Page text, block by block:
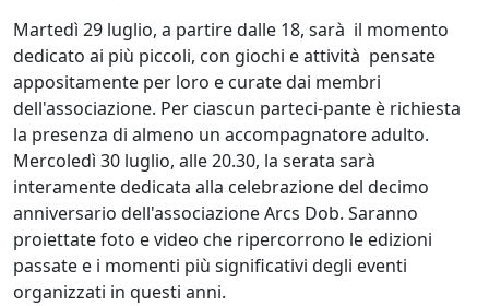
Martedì 29 luglio, a partire dalle 18, sarà il momento
dedicato ai più piccoli, con giochi e attività pensate
appositamente per loro e curate dai membri
dell'associazione. Per ciascun parteci-pante è richiesta
la presenza di almeno un accompagnatore adulto.
Mercoledì 30 luglio, alle 20.30, la serata sarà
interamente dedicata alla celebrazione del decimo
anniversario dell'associazione Arcs Dob. Saranno
proiettate foto e video che ripercorrono le edizioni
passate e i momenti più significativi degli eventi
organizzati in questi anni.